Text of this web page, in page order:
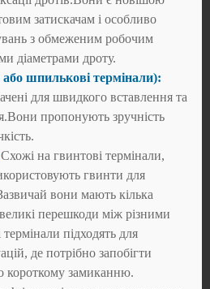
затискачам і особливо
з обмеженим робочим
діаметрами дроту.
або шпилькові термінали):
для швидкого вставлення та
пропонують зручність
Схожі на гвинтові термінали,
гвинти для
вони мають кілька
перешкоди між різними
підходять для
де потрібно запобігти
короткому замиканню.